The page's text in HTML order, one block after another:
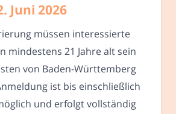
Juni 2026
müssen interessierte
mindestens 21 Jahre alt sein
von Baden-Württemberg
ist bis einschließlich
und erfolgt vollständig